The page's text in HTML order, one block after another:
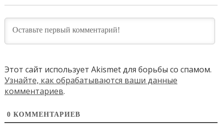
Этот сайт использует Akismet для борьбы со спамом.
Узнайте, как обрабатываются ваши данные
комментариев.
0 КОММЕНТАРИЕВ